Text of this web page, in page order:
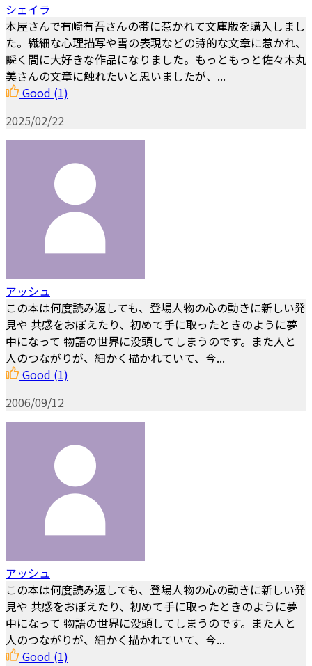
シェイラ
本屋さんで有崎有吾さんの帯に惹かれて文庫版を購入しまし
た。繊細な心理描写や雪の表現などの詩的な文章に惹かれ、
瞬く間に大好きな作品になりました。もっともっと佐々木丸
美さんの文章に触れたいと思いましたが、...
Good (1)
2025/02/22
アッシュ
この本は何度読み返しても、登場人物の心の動きに新しい発
見や 共感をおぼえたり、初めて手に取ったときのように夢
中になって 物語の世界に没頭してしまうのです。また人と
人のつながりが、細かく描かれていて、今...
Good (1)
2006/09/12
アッシュ
この本は何度読み返しても、登場人物の心の動きに新しい発
見や 共感をおぼえたり、初めて手に取ったときのように夢
中になって 物語の世界に没頭してしまうのです。また人と
人のつながりが、細かく描かれていて、今...
Good (1)